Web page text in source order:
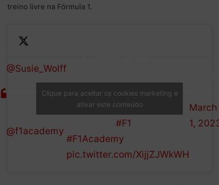
treino livre na Fórmula 1.
@Susie_Wolff
appointed
Director of
@f1academy
maximising opportunities
for female drivers in
#F1
#F1Academy
pic.twitter.com/XijjZJWkWH
March
1,
Clique para aceitar os cookies marketing e
ativar este conteúdo